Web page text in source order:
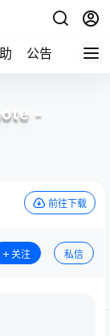
公告 APP下
-
前往下载
关注 私信